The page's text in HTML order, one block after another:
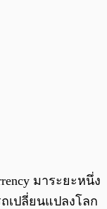
มาระยะหนึ่ง
เปลี่ยนแปลงโลก